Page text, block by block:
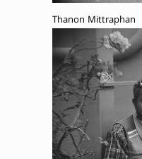
Thanon Mittraphan